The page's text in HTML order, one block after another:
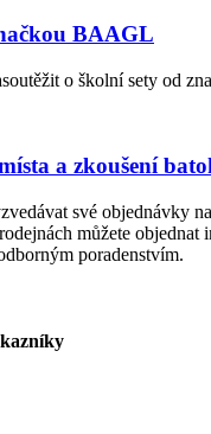
BAAGL
o školní sety od
a zkoušení
své objednávky
můžete
poradenstvím.